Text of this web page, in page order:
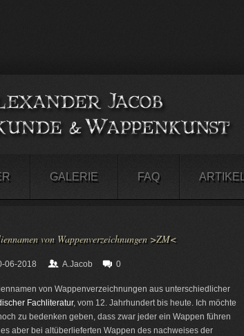
GALERIE FAQ ARTIKEL
von Wappenverzeichnungen >ZM<
06-2018 A.Jacob 0
von Wappenverzeichnungen aus unterschiedlicher
Fachliteratur, vom 12. Jahrhundert bis heute. Ich möchte
zu bedenken geben, dass zwar jeder ein Wappen führen
aber bei altüberlieferten Wappen des nachweises der